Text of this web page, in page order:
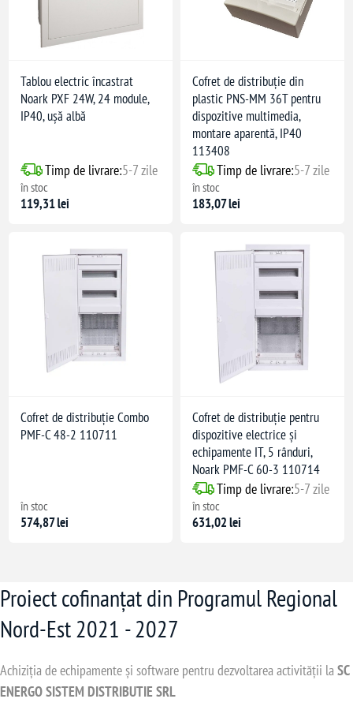
Tablou electric încastrat
Noark PXF 24W, 24 module,
IP40, ușă albă
Timp de livrare:5-7 zile
în stoc
119,31 lei
Cofret de distribuție din
plastic PNS-MM 36T pentru
dispozitive multimedia,
montare aparentă, IP40
113408
Timp de livrare:5-7 zile
în stoc
183,07 lei
Cofret de distribuție Combo
PMF-C 48-2 110711
în stoc
574,87 lei
Cofret de distribuție pentru
dispozitive electrice și
echipamente IT, 5 rânduri,
Noark PMF-C 60-3 110714
Timp de livrare:5-7 zile
în stoc
631,02 lei
Proiect cofinanțat din Programul Regional
Nord-Est 2021 - 2027
Achiziția de echipamente și software pentru dezvoltarea activității la SC
ENERGO SISTEM DISTRIBUTIE SRL